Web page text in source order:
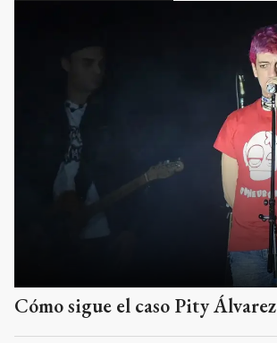
Cómo sigue el caso Pity Álvarez